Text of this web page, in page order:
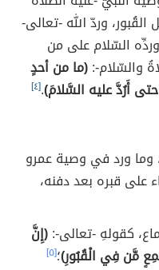
وردّ الله -تعالى-
السّلام على من
والسّلام-:(ما من أحدٍ
أَرُدَّ عليه السَّلامَ).[٤]
وما ورد في وصية عمرو
على قبره بعد دفنه،
كقولهِ -تعالى-:(إِنَّ
مَّن فِي الْقُبُورِ)؛[٥]